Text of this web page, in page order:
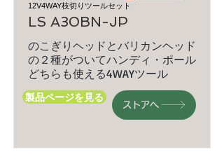
12V4WAY枝切りツールセット
LS A30BN-JP
のこぎりヘッドとバリカンヘッド
の２種がついてハンディ・ポール
どちらも使える4WAYツール
製品ページを見る
ストアへ